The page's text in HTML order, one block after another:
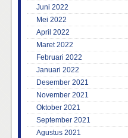
Juni 2022
Mei 2022
April 2022
Maret 2022
Februari 2022
Januari 2022
Desember 2021
November 2021
Oktober 2021
September 2021
Agustus 2021